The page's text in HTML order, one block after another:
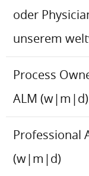
oder
unserem
Process
ALM (w|m|d)
Professional
(w|m|d)